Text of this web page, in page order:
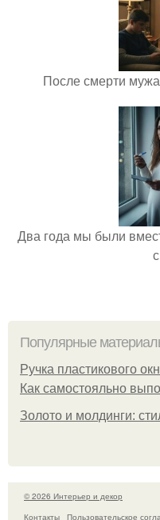
После смерти
Два года мы были
Популярные
Ручка пластикового
Как самостояльно
Золото и молдинги:
© 2026 Интерьер и декор
Контакты
Пользовательское